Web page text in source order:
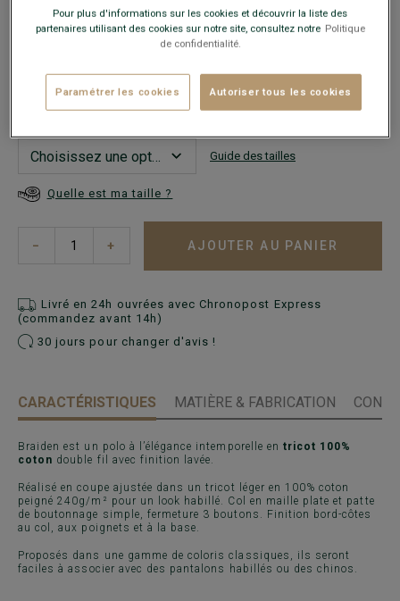
COULEURS DISPONIBLES
Guide des tailles
Quelle est ma taille ?
− + AJOUTER AU PANIER
Livré en 24h ouvrées avec Chronopost Express
(commandez avant 14h)
30 jours pour changer d'avis !
CARACTÉRISTIQUES MATIÈRE & FABRICATION
Braiden est un polo à l’élégance intemporelle en tricot 100%
coton double fil avec finition lavée.
Réalisé en coupe ajustée dans un tricot léger en 100% coton
peigné 240g/m² pour un look habillé. Col en maille plate et patte
de boutonnage simple, fermeture 3 boutons. Finition bord-côtes
au col, aux poignets et à la base.
Proposés dans une gamme de coloris classiques, ils seront
faciles à associer avec des pantalons habillés ou des chinos.
Pour plus d'informations sur les cookies et découvrir la liste des
partenaires utilisant des cookies sur notre site, consultez notre Politique
de confidentialité.
Paramétrer les cookies Autoriser tous les cookies